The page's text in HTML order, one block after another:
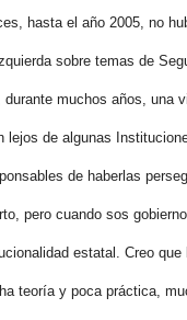
hasta el año 2005, no
sobre temas de
durante muchos años, una
lejos de algunas
de haberlas
pero cuando sos
estatal. Creo que
teoría y poca práctica,